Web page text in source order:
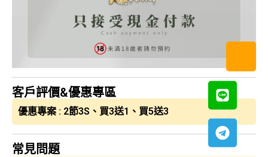
客戶評價&優惠專區
優惠專案 : 2節3S、買3送1、買5送3
常見問題